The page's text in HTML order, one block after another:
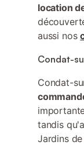
location
aussi nos
Condat-
Condat-
tandis
Jardins